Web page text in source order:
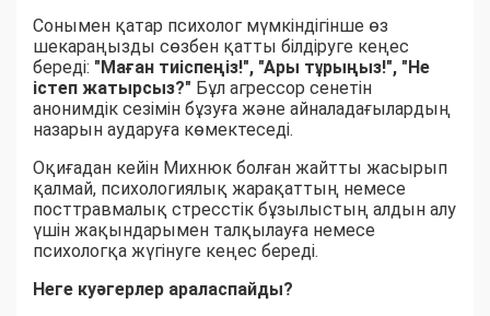
Сонымен қатар психолог мүмкіндігінше өз
шекараңызды сөзбен қатты білдіруге кеңес
береді: "Маған тиіспеңіз!", "Ары тұрыңыз!", "Не
істеп жатырсыз?" Бұл агрессор сенетін
анонимдік сезімін бұзуға және айналадағылардың
назарын аударуға көмектеседі.
Оқиғадан кейін Михнюк болған жайтты жасырып
қалмай, психологиялық жарақаттың немесе
посттравмалық стресстік бұзылыстың алдын алу
үшін жақындарымен талқылауға немесе
психологқа жүгінуге кеңес береді.
Неге куәгерлер араласпайды?